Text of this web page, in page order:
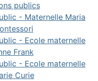
publics
- Maternelle Maria
- Ecole maternelle
Frank
- Ecole maternelle
Curie